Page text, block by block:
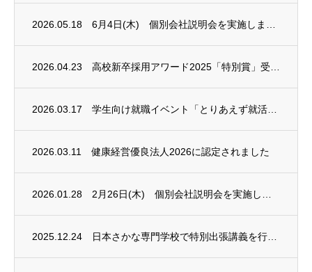
2026.05.18
2026.04.23
2026.03.17
2026.03.11 健康経営優良法人2026に認定されました
2026.01.28
2025.12.24